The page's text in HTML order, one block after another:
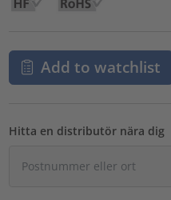
Add to watchlist
Hitta en distributör nära dig